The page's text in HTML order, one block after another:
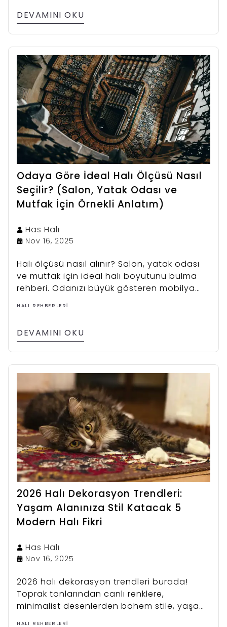
DEVAMINI OKU
Odaya Göre İdeal Halı Ölçüsü Nasıl
Seçilir? (Salon, Yatak Odası ve
Mutfak İçin Örnekli Anlatım)
Has Halı
Nov 16, 2025
Halı ölçüsü nasıl alınır? Salon, yatak odası
ve mutfak için ideal halı boyutunu bulma
rehberi. Odanızı büyük gösteren mobilya
yerleşim hileleri Has Halı'da!
HALI REHBERLERI
DEVAMINI OKU
2026 Halı Dekorasyon Trendleri:
Yaşam Alanınıza Stil Katacak 5
Modern Halı Fikri
Has Halı
Nov 16, 2025
2026 halı dekorasyon trendleri burada!
Toprak tonlarından canlı renklere,
minimalist desenlerden bohem stile, yaşam
alanınızı dönüştürecek 5 modern fikri
HALI REHBERLERI